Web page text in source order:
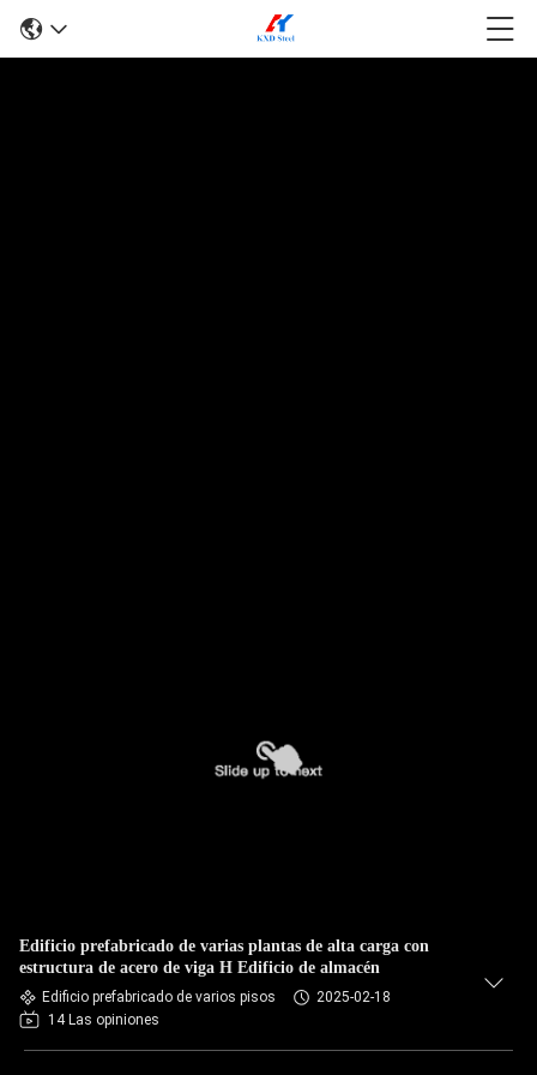
Edificio prefabricado de varias plantas de alta carga con
estructura de acero de viga H Edificio de almacén
Edificio prefabricado de varios pisos
2025-02-18
14 Las opiniones